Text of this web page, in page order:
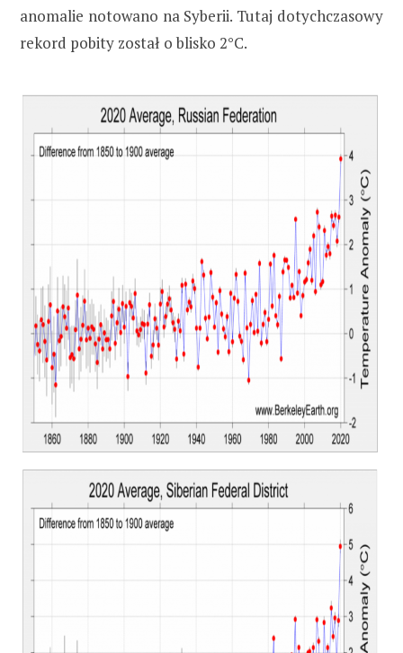
anomalie notowano na Syberii. Tutaj dotychczasowy
rekord pobity został o blisko 2°C.